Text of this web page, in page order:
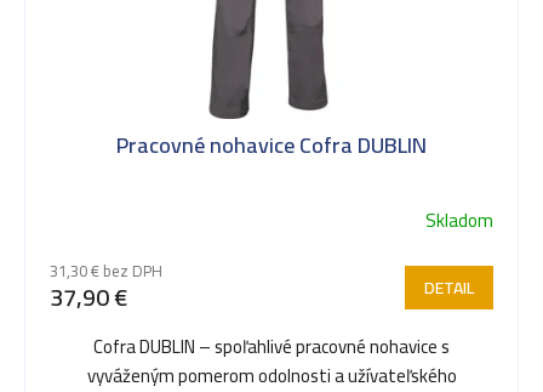
Pracovné nohavice Cofra DUBLIN
Skladom
31,30 € bez DPH
37,90 € DETAIL
Cofra DUBLIN – spoľahlivé pracovné nohavice s
vyváženým pomerom odolnosti a užívateľského